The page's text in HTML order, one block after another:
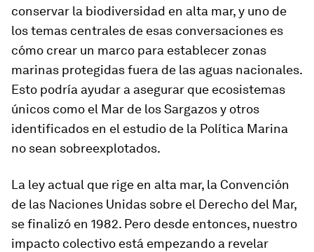
conservar la biodiversidad en alta mar, y uno de
los temas centrales de esas conversaciones es
cómo crear un marco para establecer zonas
marinas protegidas fuera de las aguas nacionales.
Esto podría ayudar a asegurar que ecosistemas
únicos como el Mar de los Sargazos y otros
identificados en el estudio de la Política Marina
no sean sobreexplotados.
La ley actual que rige en alta mar, la Convención
de las Naciones Unidas sobre el Derecho del Mar,
se finalizó en 1982. Pero desde entonces, nuestro
impacto colectivo está empezando a revelar